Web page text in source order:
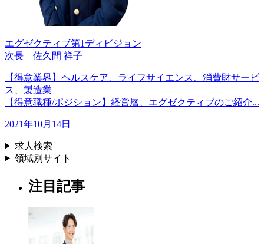
エグゼクティブ第1ディビジョン
次長 佐久間 祥子
【得意業界】ヘルスケア、ライフサイエンス、消費財サービ
ス、製造業
【得意職種/ポジション】経営層、エグゼクティブのご紹介...
2021年10月14日
求人検索
領域別サイト
注目記事